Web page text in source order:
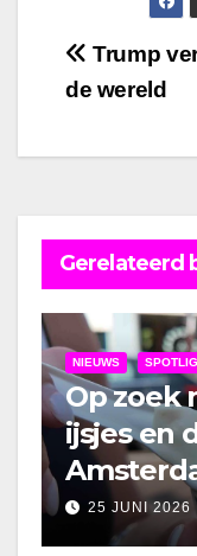
Bericht
Trump
de wereld
Gerelateerd
NIEUWS
Op zoek
ijsjes en
25 JUNI 2026